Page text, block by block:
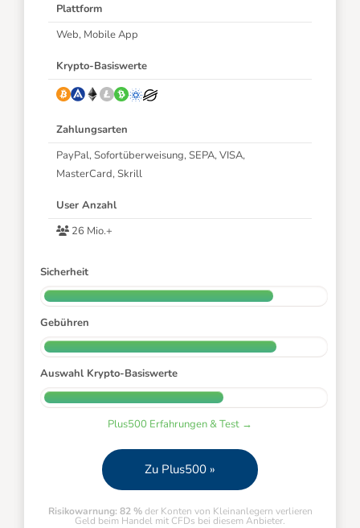
Plattform
Web, Mobile App
Krypto-Basiswerte
Zahlungsarten
PayPal, Sofortüberweisung, SEPA, VISA,
MasterCard, Skrill
User Anzahl
26 Mio.+
Sicherheit
Gebühren
Auswahl Krypto-Basiswerte
Plus500 Erfahrungen & Test →
Zu Plus500 »
Risikowarnung: 82 %der Konten von Kleinanlegern verlieren
Geld beim Handel mit CFDs bei diesem Anbieter.